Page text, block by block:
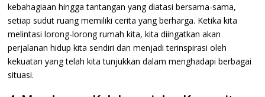
kebahagiaan hingga tantangan yang diatasi bersama-sama,
setiap sudut ruang memiliki cerita yang berharga. Ketika kita
melintasi lorong-lorong rumah kita, kita diingatkan akan
perjalanan hidup kita sendiri dan menjadi terinspirasi oleh
kekuatan yang telah kita tunjukkan dalam menghadapi berbagai
situasi.